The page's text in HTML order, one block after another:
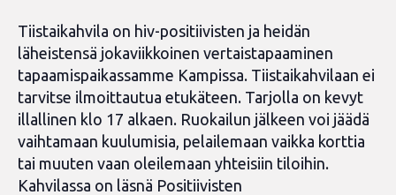
Tiistaikahvila on hiv-positiivisten ja heidän
läheistensä jokaviikkoinen vertaistapaaminen
tapaamispaikassamme Kampissa. Tiistaikahvilaan ei
tarvitse ilmoittautua etukäteen. Tarjolla on kevyt
illallinen klo 17 alkaen. Ruokailun jälkeen voi jäädä
vaihtamaan kuulumisia, pelailemaan vaikka korttia
tai muuten vaan oleilemaan yhteisiin tiloihin.
Kahvilassa on läsnä Positiivisten